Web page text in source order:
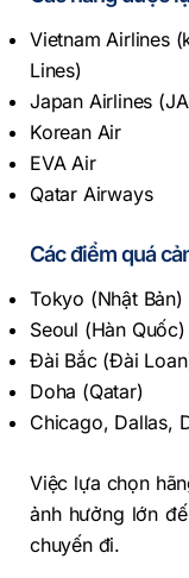
Vietnam Airlines
Lines)
Japan Airlines
Korean Air
EVA Air
Qatar Airways
Các điểm quá
Tokyo (Nhật Bản)
Seoul (Hàn Quốc)
Đài Bắc (Đài
Doha (Qatar)
Chicago, Dallas,
Việc lựa chọn
ảnh hưởng lớn
chuyến đi.